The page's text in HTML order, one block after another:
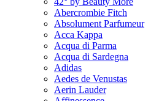
Abercrombie Fitch
Absolument Parfumeur
Acca Kappa
Acqua di Parma
Acqua di Sardegna
Adidas
Aedes de Venustas
Aerin Lauder